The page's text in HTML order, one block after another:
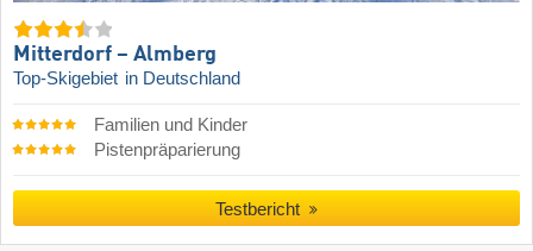
Mitterdorf – Almberg
Top-Skigebiet in Deutschland
Familien und Kinder
Pistenpräparierung
Testbericht